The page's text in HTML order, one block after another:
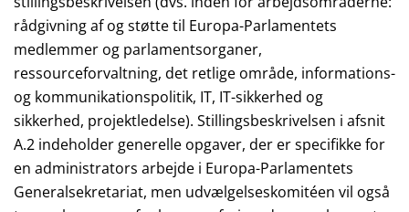
rådgivning af og støtte til Europa-Parlamentets
medlemmer og parlamentsorganer,
ressourceforvaltning, det retlige område, informations-
og kommunikationspolitik, IT, IT-sikkerhed og
sikkerhed, projektledelse). Stillingsbeskrivelsen i afsnit
A.2 indeholder generelle opgaver, der er specifikke for
en administrators arbejde i Europa-Parlamentets
Generalsekretariat, men udvælgelseskomitéen vil også